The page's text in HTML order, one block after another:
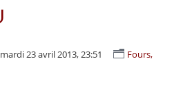
23 avril 2013, 23:51
Fours,